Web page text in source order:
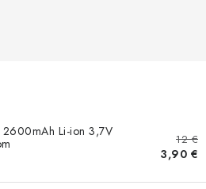
2600mAh Li-ion 3,7V
12 €
3,90 €